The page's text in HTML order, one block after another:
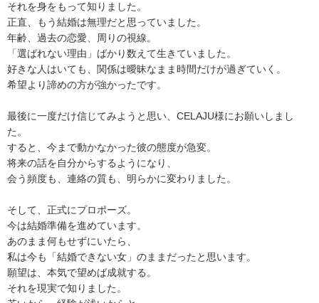
それを身をもって知りました。
正直、もう結婚は無理だと思っていました。
年齢、過去の恋愛、周りの視線。
「選ばれない理由」ばかり数えて生きていました。
好きな人はいても、関係は曖昧なまま時間だけが過ぎていく。
希望より諦めの方が強かったです。
最後に一度だけ信じてみようと思い、CELAJU様にお願いしまし
た。
すると、今まで動かなかった彼の態度が急変。
将来の話を自分からするようになり、
会う頻度も、連絡の質も、明らかに変わりました。
そして、正式にプロポーズ。
今は結婚準備を進めています。
あのまま何もせずにいたら、
私は今も「結婚できない女」のままだったと思います。
願望は、本気で望めば成就する。
それを現実で知りました。